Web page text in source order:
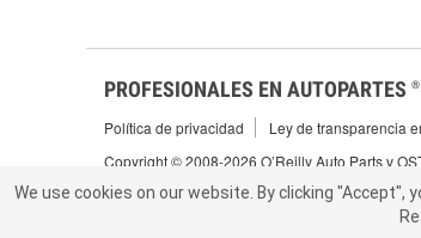
We use cookies on our website. By clicking
PROFESIONALES EN AUTOPARTES ®
Política de privacidad
Ley de transparencia
Copyright © 2008-2026 O’Reilly Auto Parts v
We use cookies on our website. By clicking "Accept",